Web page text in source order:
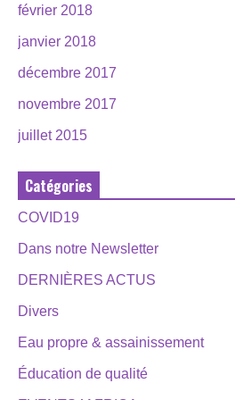
février 2018
janvier 2018
décembre 2017
novembre 2017
juillet 2015
Catégories
COVID19
Dans notre Newsletter
DERNIÈRES ACTUS
Divers
Eau propre & assainissement
Éducation de qualité